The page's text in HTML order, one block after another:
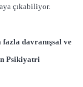
çıkabiliyor.
davranışsal ve
Psikiyatri